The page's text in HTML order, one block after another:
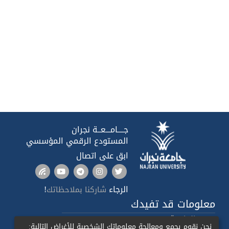
جــــامـــعــة نجران
المستودع الرقمي المؤسسي
ابق على اتصال
الرجاء شاركنا بملاحظاتك!
معلومات قد تفيدك
صدى الجامعة